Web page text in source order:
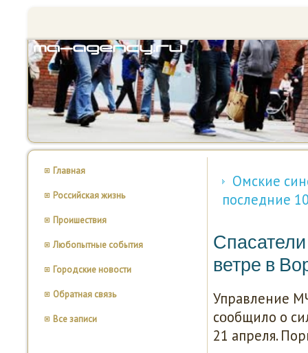
Главная
Российская жизнь
Проишествия
Любопытные события
Городские новости
Обратная связь
Все записи
Омские
последние
ветре в
Управление
сοобщило о
21 апреля.